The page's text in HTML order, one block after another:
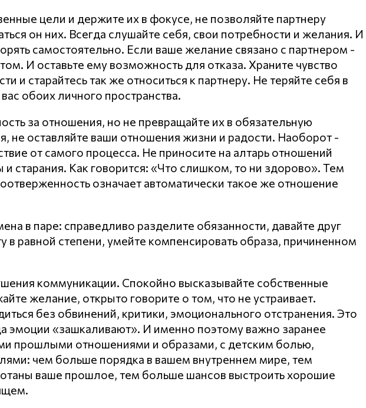
цели и держите их в фокусе, не позволяйте партнеру
он них. Всегда слушайте себя, свои потребности и желания. И
самостоятельно. Если ваше желание связано с партнером -
И оставьте ему возможность для отказа. Храните чувство
и старайтесь так же относиться к партнеру. Не теряйте себя в
обоих личного пространства.
за отношения, но не превращайте их в обязательную
не оставляйте ваши отношения жизни и радости. Наоборот -
от самого процесса. Не приносите на алтарь отношений
старания. Как говорится: «Что слишком, то ни здорово». Тем
означает автоматически такое же отношение
в паре: справедливо разделите обязанности, давайте друг
в равной степени, умейте компенсировать образа, причиненном
кoммyникaции. Спокойно высказывайте собственные
желание, открыто говорите о том, что не устраивает.
без обвинений, критики, эмоционального отстранения. Это
эмоции «зашкаливают». И именно поэтому важно заранее
прошлыми отношениями и образами, с детским болью,
чем больше порядка в вашем внутреннем мире, тем
ваше прошлое, тем больше шансов выстроить хорошие